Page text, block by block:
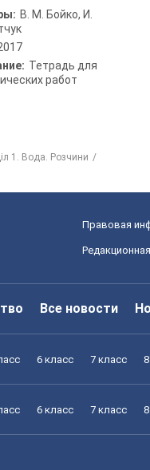
В. М. Бойко, И.
Тетрадь для
работ
1. Вода. Розчини
Правовая
Все новости
6 класс 7 класс
6 класс 7 класс